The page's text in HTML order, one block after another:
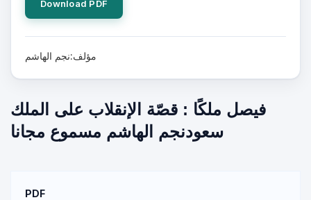
Download PDF
مؤلف:نجم الهاشم
فيصل ملكًا : قصّة الإنقلاب على الملك
سعودنجم الهاشم مسموع مجانا
PDF